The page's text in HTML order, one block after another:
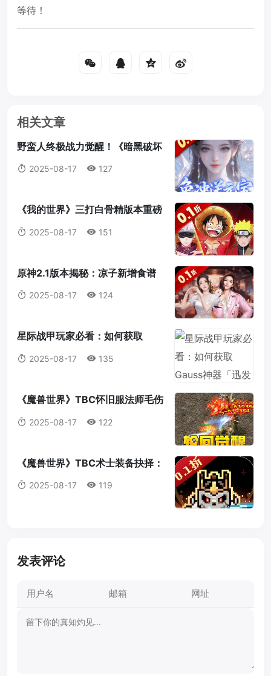
等待！
相关文章
野蛮人终极战力觉醒！《暗黑破坏
神2：重制版》符文之语最强搭配
指南
2025-08-17 127
《我的世界》三打白骨精版本重磅
来袭：天赋点系统全解析，打造属
于你的最强冒险者！
2025-08-17 151
原神2.1版本揭秘：凉子新增食谱
与隐藏料理全解析
2025-08-17 124
星际战甲玩家必看：如何获取
Gauss神器「迅发电浆炮」蓝图？
2025-08-17 135
《魔兽世界》TBC怀旧服法师毛伤
害全攻略：操作，意识与装备的完
美结合
2025-08-17 122
《魔兽世界》TBC术士装备抉择：
法打套还是T4套？这是你必须知道
的真相！
2025-08-17 119
发表评论